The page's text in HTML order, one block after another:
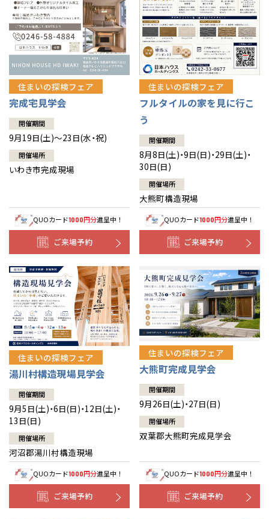
住まいの探検フェア
完成宅見学会
開催期間
9月19日(土)～23日(水・祝)
開催場所
いわき市完成現場
QUOカード1000円分進呈中！
ご来場予約
住まいの探検フェア
フルタイルの家を見に行こ
う
開催期間
8月8日(土)・9日(日)・29日(土)・
30日(日)
開催場所
大熊町構造現場
QUOカード1000円分進呈中！
ご来場予約
住まいの探検フェア
湯川村構造現場見学会
開催期間
9月5日(土)・6日(日)・12日(土)・
13日(日)
開催場所
河沼郡湯川村構造現場
QUOカード1000円分進呈中！
ご来場予約
住まいの探検フェア
大熊町完成見学会
開催期間
9月26日(土)・27日(日)
開催場所
双葉郡大熊町完成見学会
QUOカード1000円分進呈中！
ご来場予約